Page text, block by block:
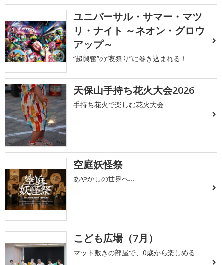
ユニバーサル・サマー・マツ
リ・ナイト ～ネオン・グロウ
アップ～
“超興奮”の“夜祭り”に巻き込まれる！
天保山手持ち花火大会2026
手持ち花火で楽しむ花火大会
空庭妖怪祭
あやかしの世界へ…
こども広場（7月）
マット敷きの部屋で、0歳から楽しめる